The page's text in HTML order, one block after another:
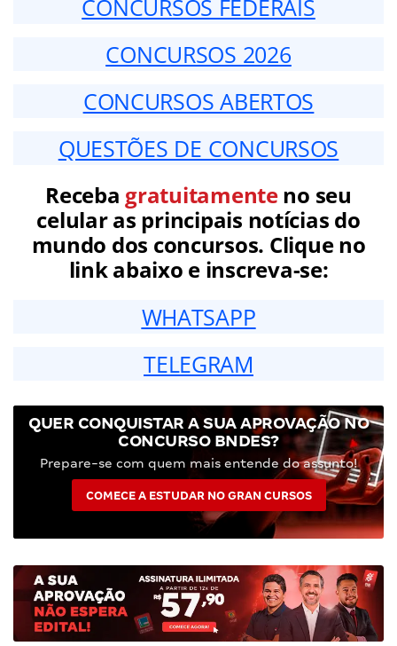
CONCURSOS FEDERAIS
CONCURSOS 2026
CONCURSOS ABERTOS
QUESTÕES DE CONCURSOS
Receba gratuitamenteno seu
celular as principais notícias do
mundo dos concursos. Clique no
link abaixo e inscreva-se:
WHATSAPP
TELEGRAM
QUER CONQUISTAR A SUA APROVAÇÃO NO
CONCURSO BNDES?
Prepare-se com quem mais entende do assunto!
COMECE A ESTUDAR NO GRAN CURSOS